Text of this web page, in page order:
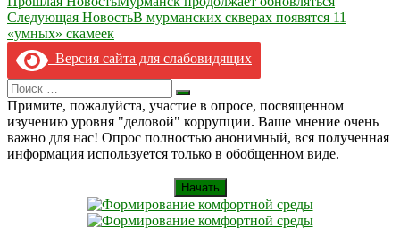
по
записям
Следующая НовостьВ мурманских скверах появятся 11
«умных» скамеек
Версия сайта для слабовидящих
Search
for:
Искать
Примите, пожалуйста, участие в опросе, посвященном
изучению уровня "деловой" коррупции. Ваше мнение очень
важно для нас! Опрос полностью анонимный, вся полученная
информация используется только в обобщенном виде.
Начать